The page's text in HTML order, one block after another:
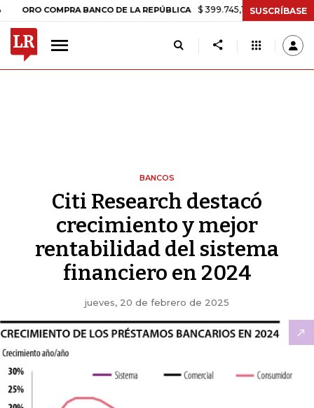
COMPRA BANCO DE LA REPÚBLICA $ 399.745,16 +$ 2.295,71 +0,58%
SUSCRÍBASE
BANCOS
Citi Research destacó
crecimiento y mejor
rentabilidad del sistema
financiero en 2024
jueves, 20 de febrero de 2025